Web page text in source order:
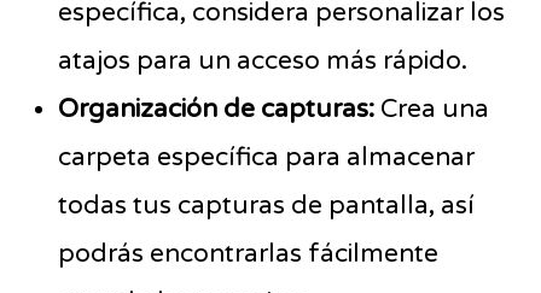
específica, considera personalizar los
atajos para un acceso más rápido.
Organización de capturas: Crea una
carpeta específica para almacenar
todas tus capturas de pantalla, así
podrás encontrarlas fácilmente